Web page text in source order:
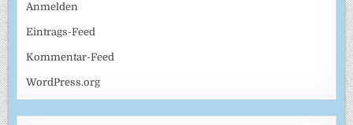
Anmelden
Eintrags-Feed
Kommentar-Feed
WordPress.org